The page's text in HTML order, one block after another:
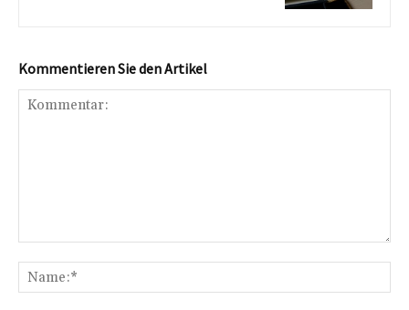
Kommentieren Sie den Artikel